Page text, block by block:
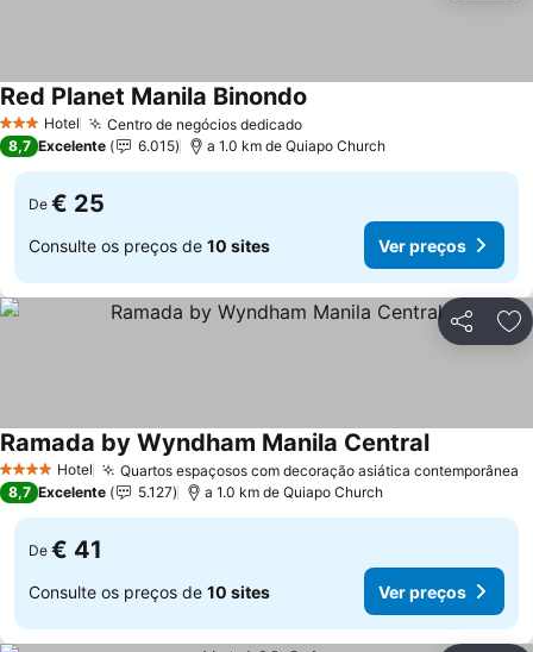
3 EstrelasHotel Centro de negócios dedicado
Red Planet Manila Binondo
8,7 Excelente 6.015 a 1.0 km de Quiapo Church
De € 25
Consulte os preços de 10 sites Ver preços
Partilhar
4 EstrelasHotel Quartos espaçosos com decoração asiática contemporânea
Ramada by Wyndham Manila Central
8,7 Excelente 5.127 a 1.0 km de Quiapo Church
De € 41
Consulte os preços de 10 sites Ver preços